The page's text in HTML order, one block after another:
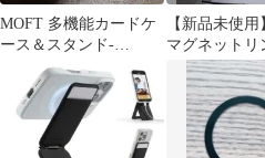
MOFT 多機能カードケ
ース＆スタンド-
MagSafe対応 エメラル
ドグリーン
【新品未使
マグネット
フト アイア